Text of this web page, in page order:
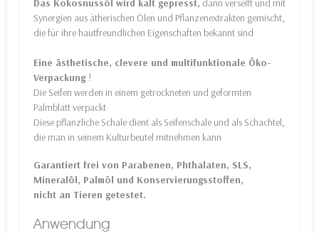
Das Kokosnussöl wird kalt gepresst, dann verseift und mit
Synergien aus ätherischen Ölen und Pflanzenextrakten gemischt,
die für ihre hautfreundlichen Eigenschaften bekannt sind
Eine ästhetische, clevere und multifunktionale Öko-
Verpackung !
Die Seifen werden in einem getrockneten und geformten
Palmblatt verpackt
Diese pflanzliche Schale dient als Seifenschale und als Schachtel,
die man in seinem Kulturbeutel mitnehmen kann
Garantiert frei von Parabenen, Phthalaten, SLS,
Mineralöl, Palmöl und Konservierungsstoffen,
nicht an Tieren getestet.
Anwendung